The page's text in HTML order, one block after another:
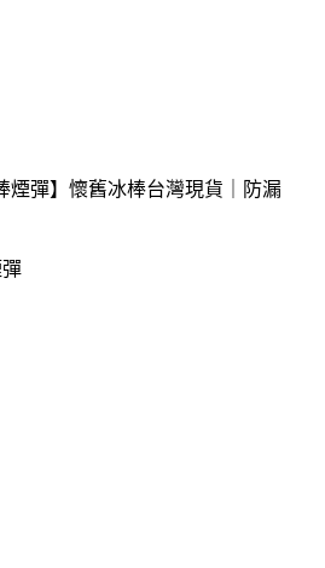
煙彈】懷舊冰棒台灣現貨｜防漏